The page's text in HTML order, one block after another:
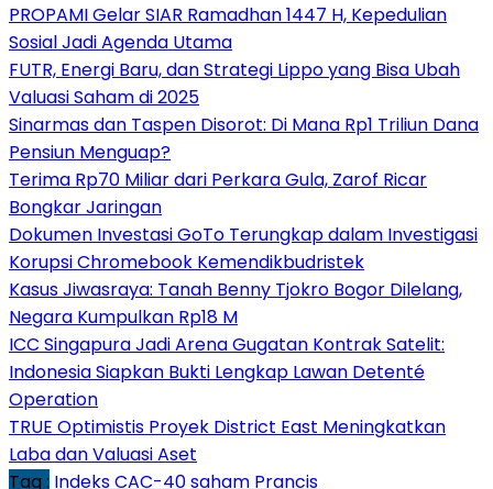
PROPAMI Gelar SIAR Ramadhan 1447 H, Kepedulian
Sosial Jadi Agenda Utama
FUTR, Energi Baru, dan Strategi Lippo yang Bisa Ubah
Valuasi Saham di 2025
Sinarmas dan Taspen Disorot: Di Mana Rp1 Triliun Dana
Pensiun Menguap?
Terima Rp70 Miliar dari Perkara Gula, Zarof Ricar
Bongkar Jaringan
Dokumen Investasi GoTo Terungkap dalam Investigasi
Korupsi Chromebook Kemendikbudristek
Kasus Jiwasraya: Tanah Benny Tjokro Bogor Dilelang,
Negara Kumpulkan Rp18 M
ICC Singapura Jadi Arena Gugatan Kontrak Satelit:
Indonesia Siapkan Bukti Lengkap Lawan Detenté
Operation
TRUE Optimistis Proyek District East Meningkatkan
Laba dan Valuasi Aset
Tag : Indeks CAC-40saham Prancis